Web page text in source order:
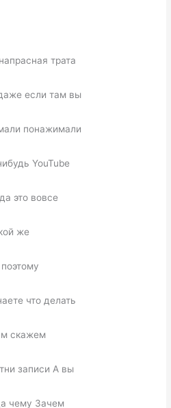
трата
если там вы
понажимали
YouTube
это вовсе
же
что делать
скажем
записи А вы
чему Зачем